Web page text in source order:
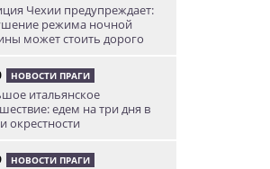
Чехии предупреждает:
режима ночной
может стоить дорого
НОВОСТИ ПРАГИ
итальянское
едем на три дня в
окрестности
НОВОСТИ ПРАГИ